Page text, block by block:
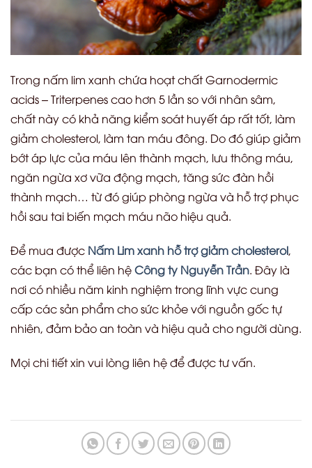
Trong nấm lim xanh chứa hoạt chất Garnodermic
acids – Triterpenes cao hơn 5 lần so với nhân sâm,
chất này có khả năng kiểm soát huyết áp rất tốt, làm
giảm cholesterol, làm tan máu đông. Do đó giúp giảm
bớt áp lực của máu lên thành mạch, lưu thông máu,
ngăn ngừa xơ vữa động mạch, tăng sức đàn hồi
thành mạch… từ đó giúp phòng ngừa và hỗ trợ phục
hồi sau tai biến mạch máu não hiệu quả.
Để mua được Nấm Lim xanh hỗ trợ giảm cholesterol,
các bạn có thể liên hệCông ty Nguyễn Trần. Đây là
nơi có nhiều năm kinh nghiệm trong lĩnh vực cung
cấp các sản phẩm cho sức khỏe với nguồn gốc tự
nhiên, đảm bảo an toàn và hiệu quả cho người dùng.
Mọi chi tiết xin vui lòng liên hệ để được tư vấn.